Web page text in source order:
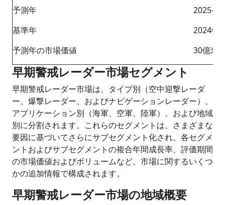
予測年
2025-
基準年
2024年
予測年の市場価値
30億米
早期警戒レーダー市場セグメント
早期警戒レーダー市場は、タイプ別（空中迎撃レーダ
ー、爆撃レーダー、およびナビゲーションレーダー）、
アプリケーション別（海軍、空軍、陸軍）、および地域
別に分割されます。これらのセグメントは、さまざまな
要因に基づいてさらにサブセグメント化され、各セグメ
ントおよびサブセグメントの複合年間成長率、評価期間
の市場価値およびボリュームなど、市場に関するいくつ
かの追加情報で構成されます。
早期警戒レーダー市場の地域概要